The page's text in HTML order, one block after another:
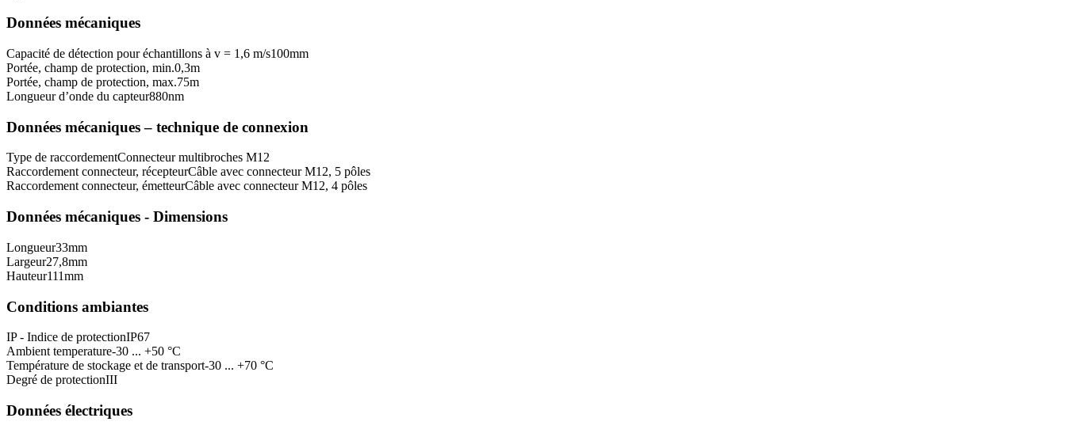
Données mécaniques
Capacité de détection pour échantillons à v = 1,6 m/s100mm
Portée, champ de protection, min.0,3m
Portée, champ de protection, max.75m
Longueur d’onde du capteur880nm
Données mécaniques – technique de connexion
Type de raccordementConnecteur multibroches M12
Raccordement connecteur, récepteurCâble avec connecteur M12, 5 pôles
Raccordement connecteur, émetteurCâble avec connecteur M12, 4 pôles
Données mécaniques - Dimensions
Longueur33mm
Largeur27,8mm
Hauteur111mm
Conditions ambiantes
IP - Indice de protectionIP67
Ambient temperature-30 ... +50 °C
Température de stockage et de transport-30 ... +70 °C
Degré de protectionIII
Données électriques